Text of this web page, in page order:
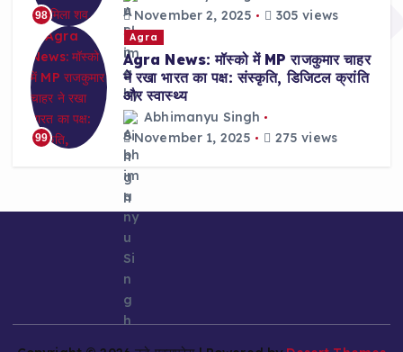
98
November 2, 2025
305 views
99
Agra
Agra News: मॉस्को में MP राजकुमार चाहर
ने रखा भारत का पक्ष: संस्कृति, डिजिटल क्रांति
और स्वास्थ्य
Abhimanyu Singh
November 1, 2025
275 views